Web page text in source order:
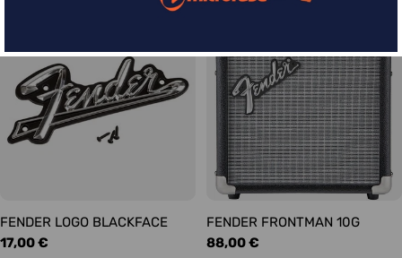
FENDER LOGO BLACKFACE
Precio
17,00 €
FENDER FRONTMAN 10G
Precio
88,00 €